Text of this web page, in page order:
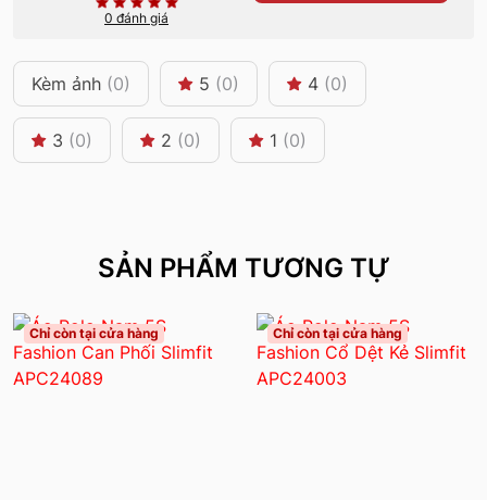
0 đánh giá
Kèm ảnh (0) 5 (0) 4 (0)
3 (0) 2 (0) 1 (0)
SẢN PHẨM TƯƠNG TỰ
Chỉ còn tại cửa hàng Chỉ còn tại cửa hàng